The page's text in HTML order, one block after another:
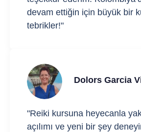
devam ettiğin için büyük bir
tebrikler!"
"Reiki kursuna heyecanla
açılımı ve yeni bir şey
Dolors Garcia